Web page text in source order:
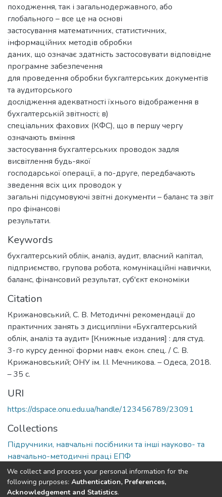
походження, так і загальнодержавного, або
глобального – все це на основі
застосування математичних, статистичних,
інформаційних методів обробки
даних, що означає здатність застосовувати відповідне
програмне забезпечення
для проведення обробки бухгалтерських документів
та аудиторського
дослідження адекватності їхнього відображення в
бухгалтерській звітності; в)
спеціальних фахових (КФС), що в першу чергу
означають вміння
застосування бухгалтерських проводок задля
висвітлення будь-якої
господарської операції, а по-друге, передбачають
зведення всіх цих проводок у
загальні підсумовуючі звітні документи – баланс та звіт
про фінансові
результати.
Keywords
бухгалтерський облік, аналіз, аудит, власний капітал,
підприємство, групова робота, комунікаційні навички,
баланс, фінансовий результат, суб'єкт економіки
Citation
Крижановський, С. В. Методичні рекомендації до
практичних занять з дисципліни «Бухгалтерський
облік, аналіз та аудит» [Книжные издания] : для студ.
3-го курсу денної форми навч. екон. спец. / С. В.
Крижановський; ОНУ ім. І.І. Мечникова. – Одеса, 2018.
– 35 с.
URI
https://dspace.onu.edu.ua/handle/123456789/23091
Collections
Підручники, навчальні посібники та інші науково- та
навчально-методичні праці ЕПФ
Full item page
We collect and process your personal information for the
following purposes: Authentication, Preferences,
Acknowledgement and Statistics.